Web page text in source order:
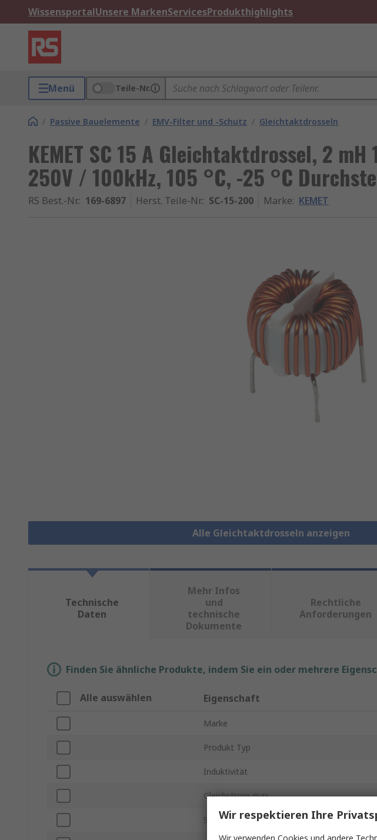
WissensportalUnsere MarkenServicesProdukthighlights
Menü Teile-Nr.
/ Passive Bauelemente / EMV-Filter und -Schutz / Gleichtaktdrosseln
KEMET SC 15 A Gleichtaktdrossel, 2
250V / 100kHz, 105 °C, -25 °C
RS Best.-Nr.: 169-6897 Herst. Teile-Nr.: SC-15-200 Marke: KEMET
Alle Gleichtaktdrosseln anzeigen
Technische
Daten
Mehr Infos
und
technische
Dokumente
Rechtliche
Anforderungen
Finden Sie ähnliche Produkte, indem Sie ein oder mehrere
Alle auswählen Eigenschaft
Marke
Produkt Typ
Induktivität
Gleichstrom max.
SerieWir respektieren Ihre
Wir verwenden Cookies und andere